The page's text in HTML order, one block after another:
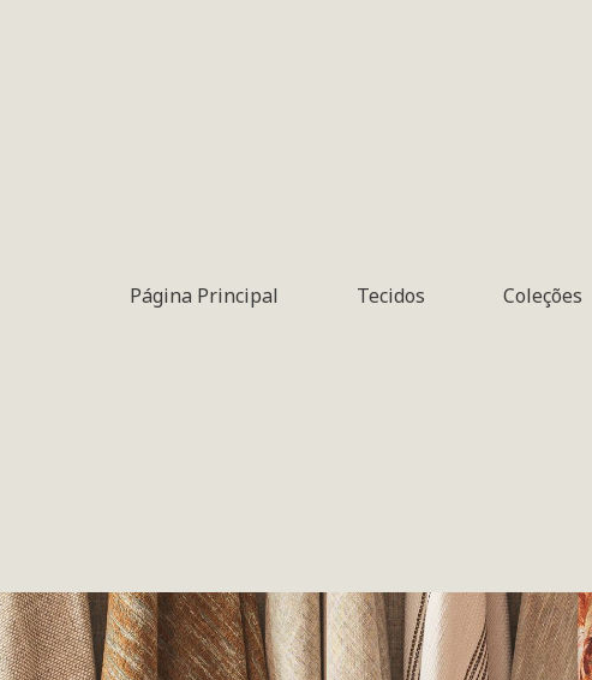
Página Principal Tecidos Coleções